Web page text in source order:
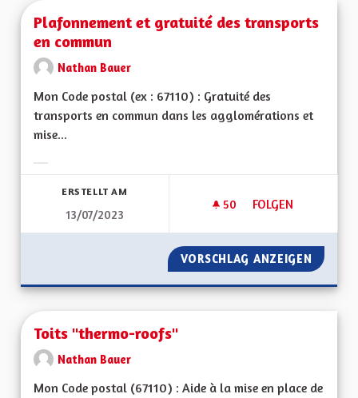
Plafonnement et gratuité des transports
en commun
Nathan Bauer
Mon Code postal (ex : 67110) : Gratuité des
transports en commun dans les agglomérations et
mise...
ERSTELLT AM
13/07/2023
50 50 FOLLOWER
FOLGEN
PLAFONNEMENT
VORSCHLAG ANZEIGEN
Toits "thermo-roofs"
Nathan Bauer
Mon Code postal (67110) : Aide à la mise en place de